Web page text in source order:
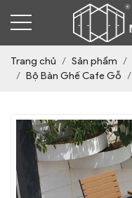
Trang chủ Sản phẩm
Bộ Bàn Ghế Cafe Gỗ